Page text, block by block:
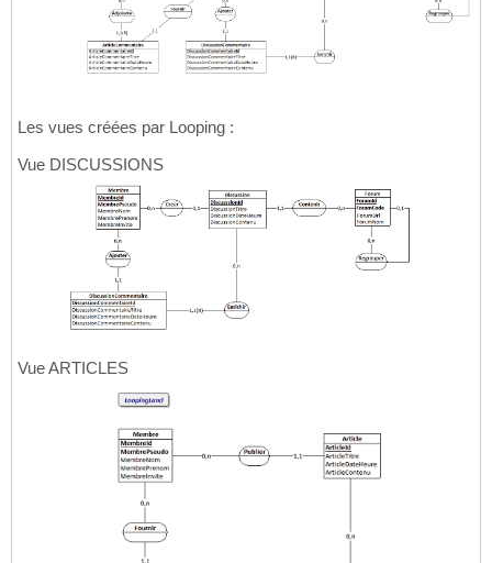
Les vues créées par Looping :
Vue DISCUSSIONS
Vue ARTICLES